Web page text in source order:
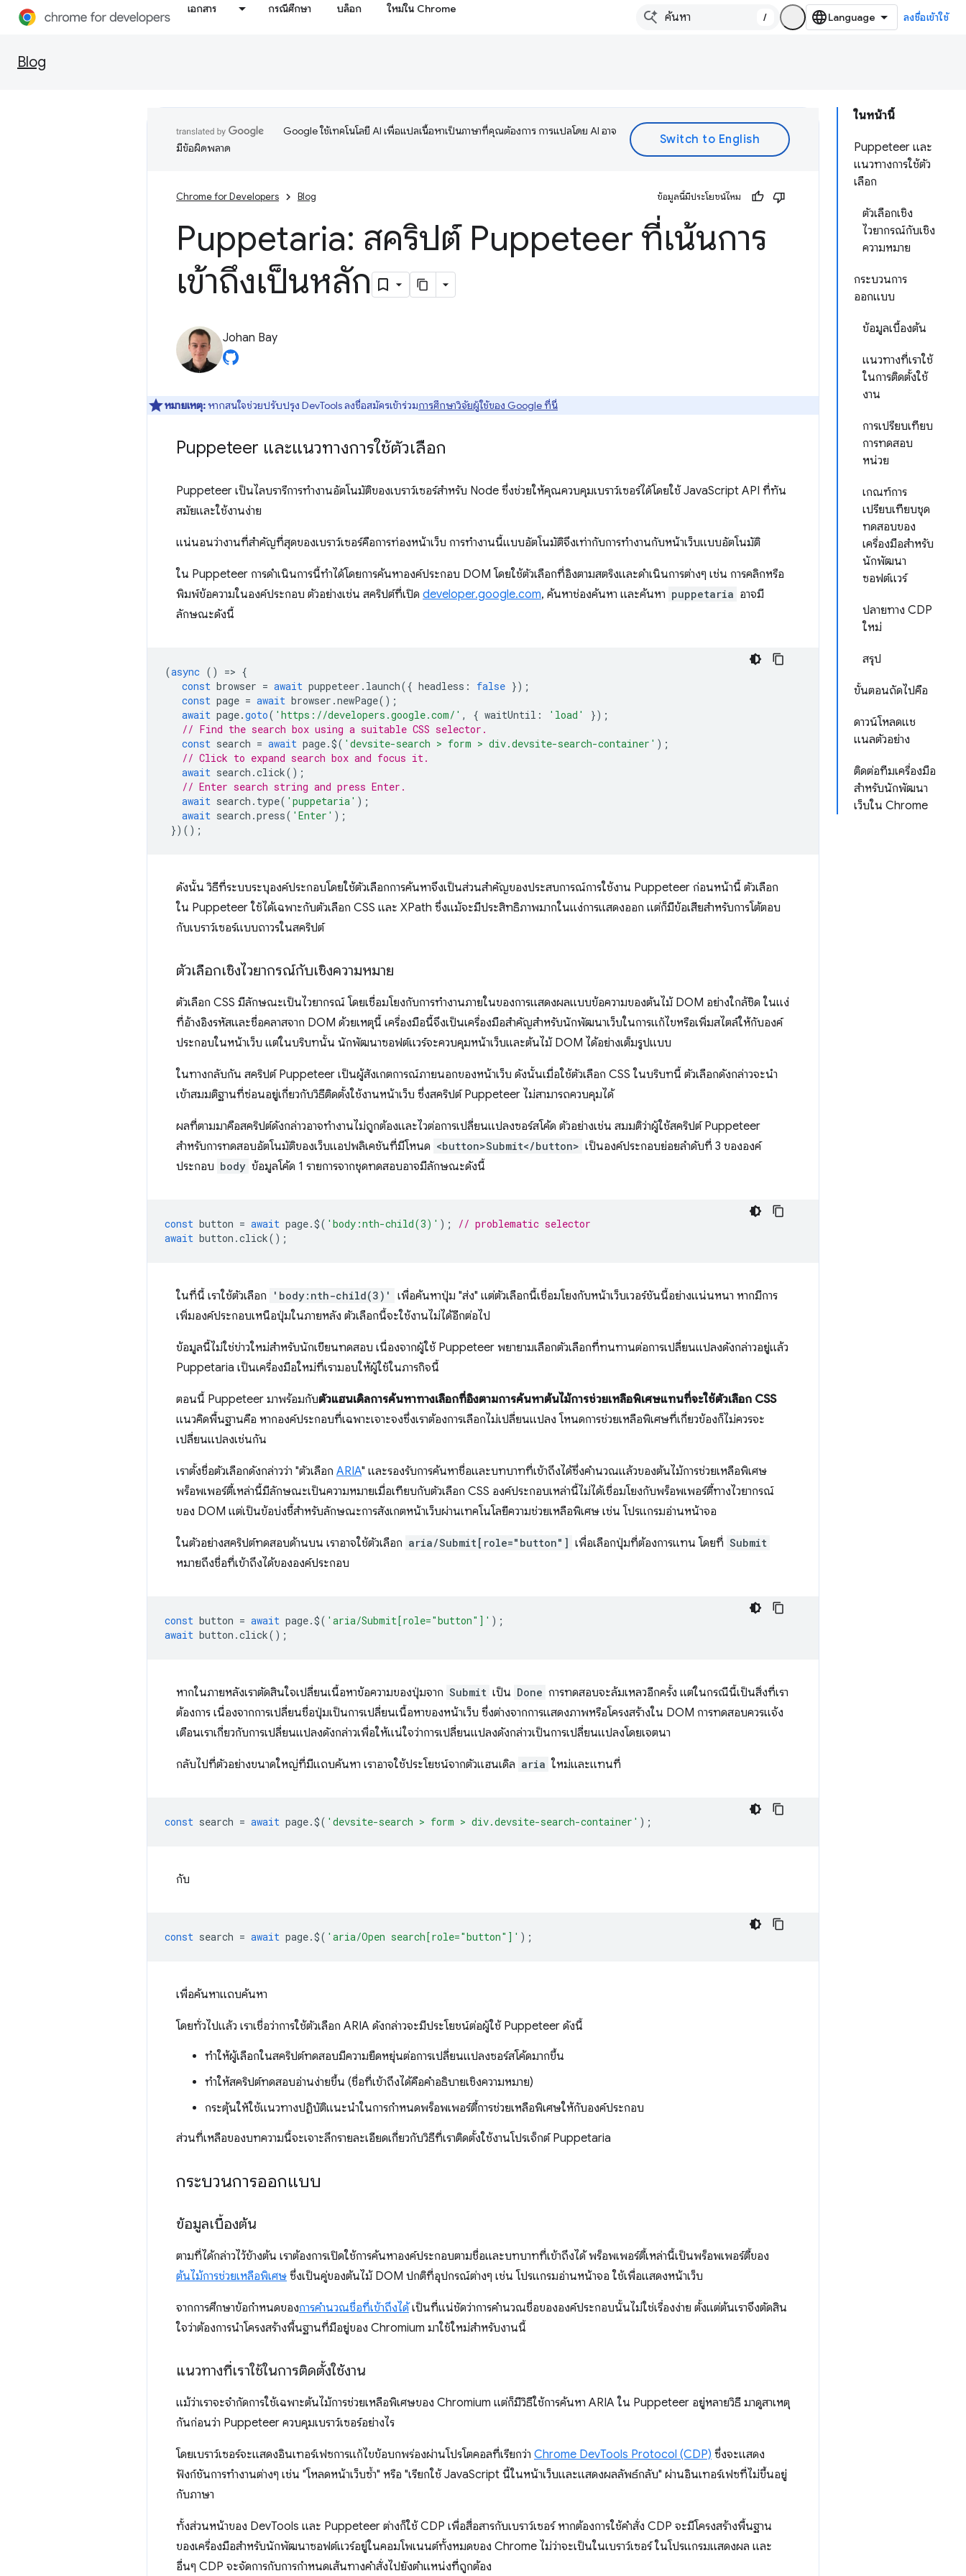
เอกสาร กรณีศึกษา บล็อก ใหม่ใน Chrome
/ ลงชื่อเข้าใช้
Blog
ในหน้านี้
Puppeteer และ
แนวทางการใช้ตัว
เลือก
ตัวเลือกเชิง
ไวยากรณ์กับเชิง
ความหมาย
กระบวนการ
ออกแบบ
ข้อมูลเบื้องต้น
แนวทางที่เราใช้
ในการติดตั้งใช้
งาน
การเปรียบเทียบ
การทดสอบ
หน่วย
เกณฑ์การ
เปรียบเทียบชุด
ทดสอบของ
เครื่องมือสําหรับ
นักพัฒนา
ซอฟต์แวร์
ปลายทาง CDP
ใหม่
สรุป
ขั้นตอนถัดไปคือ
ดาวน์โหลดแช
แนลตัวอย่าง
ติดต่อทีมเครื่องมือ
สำหรับนักพัฒนา
เว็บใน Chrome
Google ใช้เทคโนโลยี AI เพื่อแปลเนื้อหาเป็นภาษาที่คุณต้องการ การแปลโดย AI อาจ
มีข้อผิดพลาด
Chrome for Developers Blog ข้อมูลนี้มีประโยชน์ไหม
Puppetaria: สคริปต์ Puppeteer ที่เน้นการ
เข้าถึงเป็นหลัก
Johan Bay
หมายเหตุ: หากสนใจช่วยปรับปรุง DevTools ลงชื่อสมัครเข้าร่วมการศึกษาวิจัยผู้ใช้ของ Google ที่นี่
Puppeteer และแนวทางการใช้ตัวเลือก
Puppeteer เป็นไลบรารีการทำงานอัตโนมัติของเบราว์เซอร์สําหรับ Node ซึ่งช่วยให้คุณควบคุมเบราว์เซอร์ได้โดยใช้ JavaScript API ที่ทัน
สมัยและใช้งานง่าย
แน่นอนว่างานที่สำคัญที่สุดของเบราว์เซอร์คือการท่องหน้าเว็บ การทำงานนี้แบบอัตโนมัติจึงเท่ากับการทํางานกับหน้าเว็บแบบอัตโนมัติ
ใน Puppeteer การดำเนินการนี้ทำได้โดยการค้นหาองค์ประกอบ DOM โดยใช้ตัวเลือกที่อิงตามสตริงและดำเนินการต่างๆ เช่น การคลิกหรือ
พิมพ์ข้อความในองค์ประกอบ ตัวอย่างเช่น สคริปต์ที่เปิด developer.google.com, ค้นหาช่องค้นหา และค้นหา puppetaria อาจมี
ลักษณะดังนี้
(async () => {
const browser = await puppeteer . launch({ headless : false });
const page = await browser .newPage();
await page.goto( 'https://developers.google.com/' , { waitUntil : 'load'
});
// Find the search box using a suitable CSS selector.
const search = await page.$( 'devsite-search > form > div.devsite-search-container' );
// Click to expand search box and focus it.
await search .click();
// Enter search string and press Enter.
await search . type( 'puppetaria' );
await search .press( 'Enter' );
})();
ดังนั้น วิธีที่ระบบระบุองค์ประกอบโดยใช้ตัวเลือกการค้นหาจึงเป็นส่วนสําคัญของประสบการณ์การใช้งาน Puppeteer ก่อนหน้านี้ ตัวเลือก
ใน Puppeteer ใช้ได้เฉพาะกับตัวเลือก CSS และ XPath ซึ่งแม้จะมีประสิทธิภาพมากในแง่การแสดงออก แต่ก็มีข้อเสียสำหรับการโต้ตอบ
กับเบราว์เซอร์แบบถาวรในสคริปต์
ตัวเลือกเชิงไวยากรณ์กับเชิงความหมาย
ตัวเลือก CSS มีลักษณะเป็นไวยากรณ์ โดยเชื่อมโยงกับการทำงานภายในของการแสดงผลแบบข้อความของต้นไม้ DOM อย่างใกล้ชิด ในแง่
ที่อ้างอิงรหัสและชื่อคลาสจาก DOM ด้วยเหตุนี้ เครื่องมือนี้จึงเป็นเครื่องมือสําคัญสําหรับนักพัฒนาเว็บในการแก้ไขหรือเพิ่มสไตล์ให้กับองค์
ประกอบในหน้าเว็บ แต่ในบริบทนั้น นักพัฒนาซอฟต์แวร์จะควบคุมหน้าเว็บและต้นไม้ DOM ได้อย่างเต็มรูปแบบ
ในทางกลับกัน สคริปต์ Puppeteer เป็นผู้สังเกตการณ์ภายนอกของหน้าเว็บ ดังนั้นเมื่อใช้ตัวเลือก CSS ในบริบทนี้ ตัวเลือกดังกล่าวจะนํา
เข้าสมมติฐานที่ซ่อนอยู่เกี่ยวกับวิธีติดตั้งใช้งานหน้าเว็บ ซึ่งสคริปต์ Puppeteer ไม่สามารถควบคุมได้
ผลที่ตามมาคือสคริปต์ดังกล่าวอาจทำงานไม่ถูกต้องและไวต่อการเปลี่ยนแปลงซอร์สโค้ด ตัวอย่างเช่น สมมติว่าผู้ใช้สคริปต์ Puppeteer
สำหรับการทดสอบอัตโนมัติของเว็บแอปพลิเคชันที่มีโหนด <button>Submit</button> เป็นองค์ประกอบย่อยลำดับที่ 3 ขององค์
ประกอบ body ข้อมูลโค้ด 1 รายการจากชุดทดสอบอาจมีลักษณะดังนี้
const button = await page.$( 'body:nth-child(3)' );
// problematic selector
await button .click();
ในที่นี้ เราใช้ตัวเลือก 'body:nth-child(3)'
เพื่อค้นหาปุ่ม "ส่ง" แต่ตัวเลือกนี้เชื่อมโยงกับหน้าเว็บเวอร์ชันนี้อย่างแน่นหนา หากมีการ
เพิ่มองค์ประกอบเหนือปุ่มในภายหลัง ตัวเลือกนี้จะใช้งานไม่ได้อีกต่อไป
ข้อมูลนี้ไม่ใช่ข่าวใหม่สำหรับนักเขียนทดสอบ เนื่องจากผู้ใช้ Puppeteer พยายามเลือกตัวเลือกที่ทนทานต่อการเปลี่ยนแปลงดังกล่าวอยู่แล้ว
Puppetaria เป็นเครื่องมือใหม่ที่เรามอบให้ผู้ใช้ในภารกิจนี้
ตอนนี้ Puppeteer มาพร้อมกับตัวแฮนเดิลการค้นหาทางเลือกที่อิงตามการค้นหาต้นไม้การช่วยเหลือพิเศษแทนที่จะใช้ตัวเลือก CSS
แนวคิดพื้นฐานคือ หากองค์ประกอบที่เฉพาะเจาะจงซึ่งเราต้องการเลือกไม่เปลี่ยนแปลง โหนดการช่วยเหลือพิเศษที่เกี่ยวข้องก็ไม่ควรจะ
เปลี่ยนแปลงเช่นกัน
เราตั้งชื่อตัวเลือกดังกล่าวว่า "ตัวเลือก ARIA" และรองรับการค้นหาชื่อและบทบาทที่เข้าถึงได้ซึ่งคำนวณแล้วของต้นไม้การช่วยเหลือพิเศษ
พร็อพเพอร์ตี้เหล่านี้มีลักษณะเป็นความหมายเมื่อเทียบกับตัวเลือก CSS องค์ประกอบเหล่านี้ไม่ได้เชื่อมโยงกับพร็อพเพอร์ตี้ทางไวยากรณ์
ของ DOM แต่เป็นข้อบ่งชี้สำหรับลักษณะการสังเกตหน้าเว็บผ่านเทคโนโลยีความช่วยเหลือพิเศษ เช่น โปรแกรมอ่านหน้าจอ
ในตัวอย่างสคริปต์ทดสอบด้านบน เราอาจใช้ตัวเลือก aria/Submit[role="button"] เพื่อเลือกปุ่มที่ต้องการแทน โดยที่ Submit
หมายถึงชื่อที่เข้าถึงได้ขององค์ประกอบ
const button = await page.$( 'aria/Submit[role="button"]' );
await button .click();
หากในภายหลังเราตัดสินใจเปลี่ยนเนื้อหาข้อความของปุ่มจาก Submit เป็น Done การทดสอบจะล้มเหลวอีกครั้ง แต่ในกรณีนี้เป็นสิ่งที่เรา
ต้องการ เนื่องจากการเปลี่ยนชื่อปุ่มเป็นการเปลี่ยนเนื้อหาของหน้าเว็บ ซึ่งต่างจากการแสดงภาพหรือโครงสร้างใน DOM การทดสอบควรแจ้ง
เตือนเราเกี่ยวกับการเปลี่ยนแปลงดังกล่าวเพื่อให้แน่ใจว่าการเปลี่ยนแปลงดังกล่าวเป็นการเปลี่ยนแปลงโดยเจตนา
กลับไปที่ตัวอย่างขนาดใหญ่ที่มีแถบค้นหา เราอาจใช้ประโยชน์จากตัวแฮนเดิล aria ใหม่และแทนที่
const search = await page.$( 'devsite-search > form > div.devsite-search-container' );
กับ
const search = await page.$( 'aria/Open search[role="button"]' );
เพื่อค้นหาแถบค้นหา
โดยทั่วไปแล้ว เราเชื่อว่าการใช้ตัวเลือก ARIA ดังกล่าวจะมีประโยชน์ต่อผู้ใช้ Puppeteer ดังนี้
ทําให้ผู้เลือกในสคริปต์ทดสอบมีความยืดหยุ่นต่อการเปลี่ยนแปลงซอร์สโค้ดมากขึ้น
ทําให้สคริปต์ทดสอบอ่านง่ายขึ้น (ชื่อที่เข้าถึงได้คือคําอธิบายเชิงความหมาย)
กระตุ้นให้ใช้แนวทางปฏิบัติแนะนำในการกำหนดพร็อพเพอร์ตี้การช่วยเหลือพิเศษให้กับองค์ประกอบ
ส่วนที่เหลือของบทความนี้จะเจาะลึกรายละเอียดเกี่ยวกับวิธีที่เราติดตั้งใช้งานโปรเจ็กต์ Puppetaria
กระบวนการออกแบบ
ข้อมูลเบื้องต้น
ตามที่ได้กล่าวไว้ข้างต้น เราต้องการเปิดใช้การค้นหาองค์ประกอบตามชื่อและบทบาทที่เข้าถึงได้ พร็อพเพอร์ตี้เหล่านี้เป็นพร็อพเพอร์ตี้ของ
ต้นไม้การช่วยเหลือพิเศษ ซึ่งเป็นคู่ของต้นไม้ DOM ปกติที่อุปกรณ์ต่างๆ เช่น โปรแกรมอ่านหน้าจอ ใช้เพื่อแสดงหน้าเว็บ
จากการศึกษาข้อกําหนดของการคํานวณชื่อที่เข้าถึงได้เป็นที่แน่ชัดว่าการคํานวณชื่อขององค์ประกอบนั้นไม่ใช่เรื่องง่าย ตั้งแต่ต้นเราจึงตัดสิน
ใจว่าต้องการนําโครงสร้างพื้นฐานที่มีอยู่ของ Chromium มาใช้ใหม่สําหรับงานนี้
แนวทางที่เราใช้ในการติดตั้งใช้งาน
แม้ว่าเราจะจำกัดการใช้เฉพาะต้นไม้การช่วยเหลือพิเศษของ Chromium แต่ก็มีวิธีใช้การค้นหา ARIA ใน Puppeteer อยู่หลายวิธี มาดูสาเหตุ
กันก่อนว่า Puppeteer ควบคุมเบราว์เซอร์อย่างไร
โดยเบราว์เซอร์จะแสดงอินเทอร์เฟซการแก้ไขข้อบกพร่องผ่านโปรโตคอลที่เรียกว่า Chrome DevTools Protocol (CDP) ซึ่งจะแสดง
ฟังก์ชันการทำงานต่างๆ เช่น "โหลดหน้าเว็บซ้ำ" หรือ "เรียกใช้ JavaScript นี้ในหน้าเว็บและแสดงผลลัพธ์กลับ" ผ่านอินเทอร์เฟซที่ไม่ขึ้นอยู่
กับภาษา
ทั้งส่วนหน้าของ DevTools และ Puppeteer ต่างก็ใช้ CDP เพื่อสื่อสารกับเบราว์เซอร์ หากต้องการใช้คําสั่ง CDP จะมีโครงสร้างพื้นฐาน
ของเครื่องมือสําหรับนักพัฒนาซอฟต์แวร์อยู่ในคอมโพเนนต์ทั้งหมดของ Chrome ไม่ว่าจะเป็นในเบราว์เซอร์ ในโปรแกรมแสดงผล และ
อื่นๆ CDP จะจัดการกับการกำหนดเส้นทางคำสั่งไปยังตำแหน่งที่ถูกต้อง